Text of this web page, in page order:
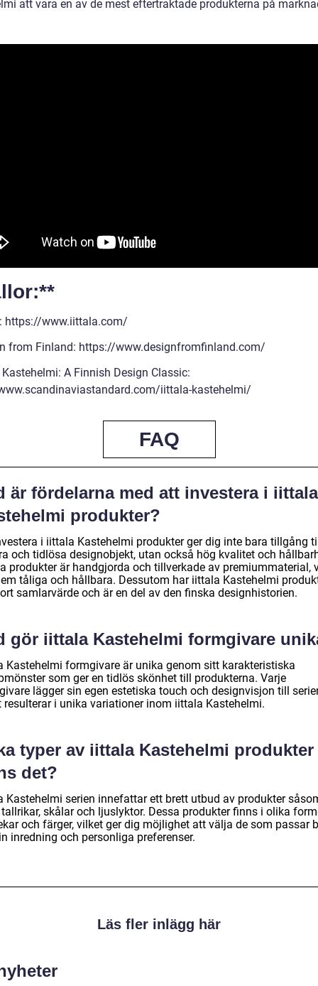
att vara en av de mest eftertraktade produkterna på
https://www.iittala.com/
from Finland: https://www.designfromfinland.com/
A Finnish Design Classic:
iittala-kastehelmi/
FAQ
är fördelarna med att investera i iittala
produkter?
i iittala Kastehelmi produkter ger dig inte bara tillgång
och tidlösa designobjekt, utan också hög kvalitet och
produkter är handgjorda och tillverkade av premiummaterial,
tåliga och hållbara. Dessutom har iittala Kastehelmi
samlarvärde och är en del av den finska designhistorien.
gör iittala Kastehelmi formgivare
Kastehelmi formgivare är unika genom sitt karakteristiska
som ger en tidlös skönhet till produkterna. Varje
lägger sin egen estetiska touch och designvisjon till
resulterar i unika variationer inom iittala Kastehelmi.
typer av iittala Kastehelmi produkter
det?
Kastehelmi serien innefattar ett brett utbud av produkter
skålar och ljuslyktor. Dessa produkter finns i olika
och färger, vilket ger dig möjlighet att välja de som passar
inredning och personliga preferenser.
Läs fler inlägg här